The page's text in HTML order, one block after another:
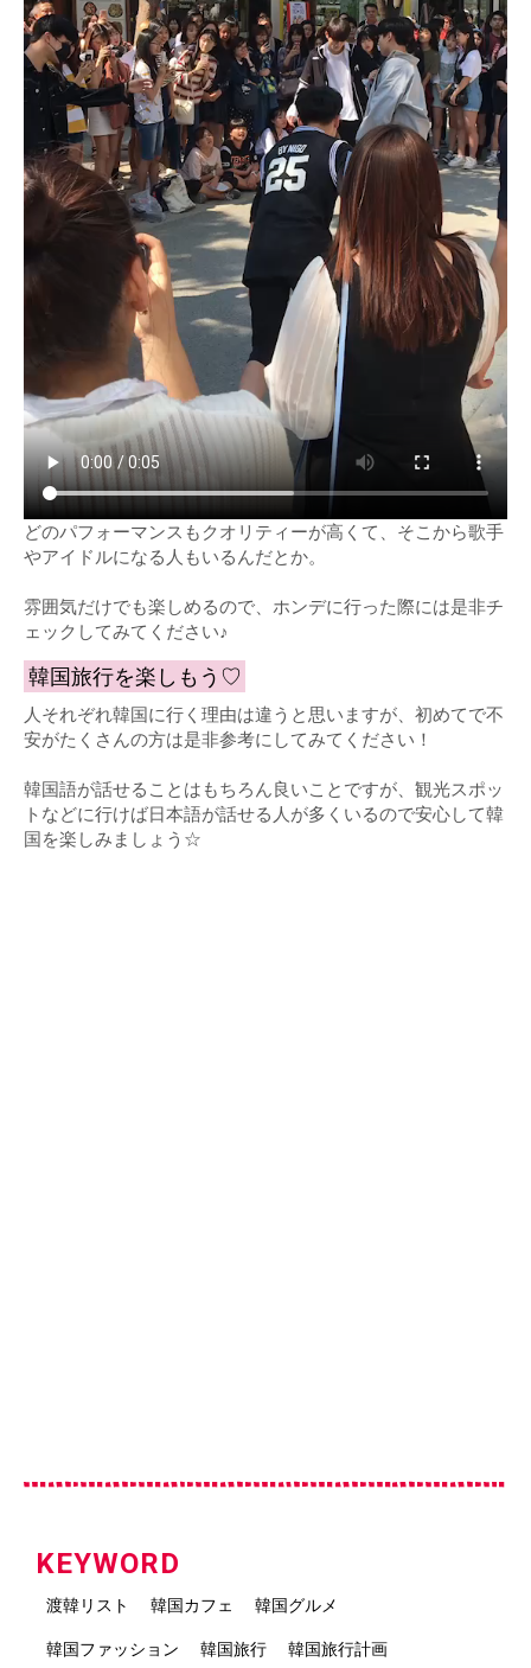
どのパフォーマンスもクオリティーが高くて、そこから歌手
やアイドルになる人もいるんだとか。
雰囲気だけでも楽しめるので、ホンデに行った際には是非チ
ェックしてみてください♪
韓国旅行を楽しもう♡
人それぞれ韓国に行く理由は違うと思いますが、初めてで不
安がたくさんの方は是非参考にしてみてください！
韓国語が話せることはもちろん良いことですが、観光スポッ
トなどに行けば日本語が話せる人が多くいるので安心して韓
国を楽しみましょう☆
KEYWORD
渡韓リスト 韓国カフェ 韓国グルメ
韓国ファッション 韓国旅行 韓国旅行計画